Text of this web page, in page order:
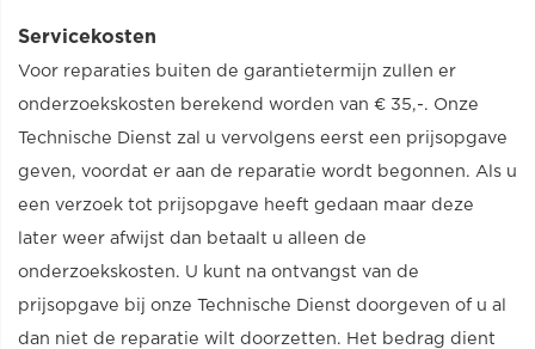
Servicekosten
Voor reparaties buiten de garantietermijn zullen er
onderzoekskosten berekend worden van € 35,-. Onze
Technische Dienst zal u vervolgens eerst een prijsopgave
geven, voordat er aan de reparatie wordt begonnen. Als u
een verzoek tot prijsopgave heeft gedaan maar deze
later weer afwijst dan betaalt u alleen de
onderzoekskosten. U kunt na ontvangst van de
prijsopgave bij onze Technische Dienst doorgeven of u al
dan niet de reparatie wilt doorzetten. Het bedrag dient